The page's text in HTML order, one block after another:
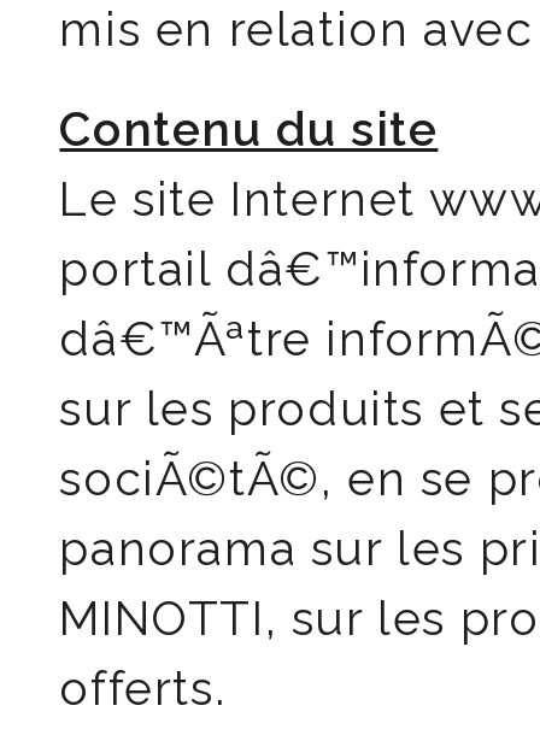
mis en relation avec
Contenu du site
Le site Internet
portail
dâ€™Ãªtre
sur les produits et
sociÃ©tÃ©, en se
panorama sur les
MINOTTI, sur les
offerts.